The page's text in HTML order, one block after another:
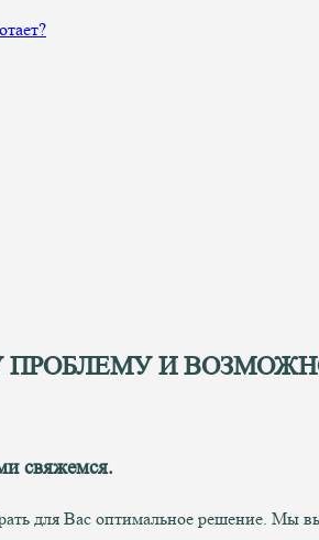
И
свяжемся.
для Вас оптимальное решение. Мы